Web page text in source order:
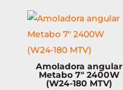
Amoladora angular
Metabo 7″ 2400W
(W24-180 MTV)